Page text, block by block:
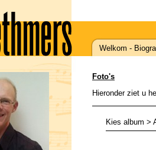
Welkom -
Foto's
Hieronder ziet u
Kies album >